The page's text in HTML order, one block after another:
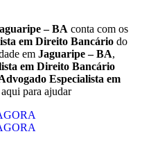
– BA conta com os
em Direito Bancário do
em Jaguaripe – BA,
em Direito Bancário
Especialista em
para ajudar